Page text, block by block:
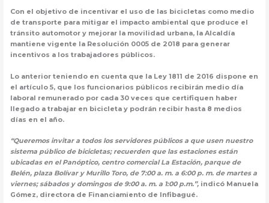
Con el objetivo de incentivar el uso de las bicicletas como medio
de transporte para mitigar el impacto ambiental que produce el
tránsito automotor y mejorar la movilidad urbana, la Alcaldía
mantiene vigente la Resolución 0005 de 2018 para generar
incentivos a los trabajadores públicos.
Lo anterior teniendo en cuenta que la Ley 1811 de 2016 dispone en
el artículo 5, que los funcionarios públicos recibirán medio día
laboral remunerado por cada 30 veces que certifiquen haber
llegado a trabajar en bicicleta y podrán recibir hasta 8 medios
días en el año.
“Queremos invitar a todos los servidores públicos a que usen nuestro
sistema público de bicicletas; recuerden que las estaciones están
ubicadas en el Panóptico, centro comercial La Estación, parque de
Belén, plaza Bolívar y Murillo Toro, de 7:00 a. m. a 6:00 p. m. de martes a
viernes; sábados y domingos de 9:00 a. m. a 1:00 p.m.”,indicó Manuela
Gómez, directora de Financiamiento de Infibagué.